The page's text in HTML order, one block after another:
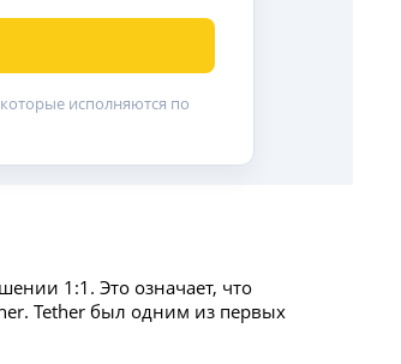
исполняются по
1:1. Это означает, что
Tether был одним из первых